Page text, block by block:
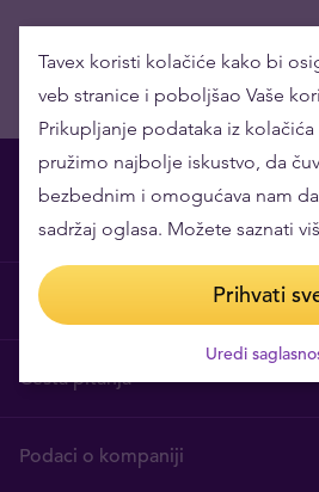
O nama
Česta pitanja
Podaci o kompaniji
Tavex koristi kolačiće kako bi
veb stranice i poboljšao Vaše
Prikupljanje podataka iz
pružimo najbolje iskustvo, da
bezbednim i omogućava nam
sadržaj oglasa. Možete saznati
Prihvati
Uredi